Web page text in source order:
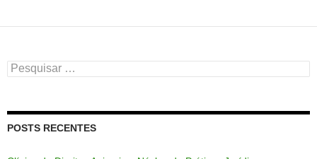
Pesquisar
por:
POSTS RECENTES